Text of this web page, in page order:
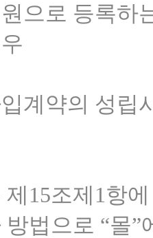
으로 등록하
계약의 성립
15조제1항
방법으로 “몰